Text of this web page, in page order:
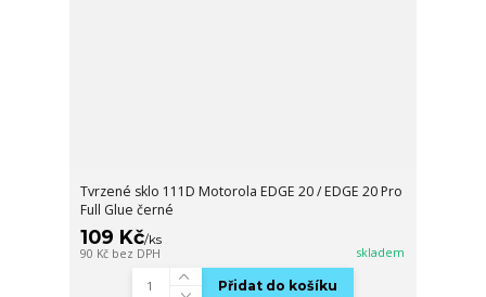
Tvrzené sklo 111D Motorola EDGE 20 / EDGE 20 Pro
Full Glue černé
109 Kč/ks
90 Kč bez DPH skladem
Přidat do košíku